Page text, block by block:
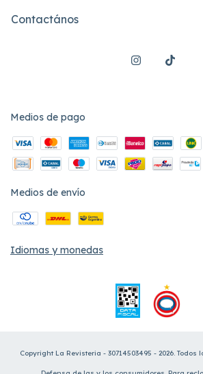
Contactános
Medios de pago
Medios de envío
Idiomas y monedas
Copyright La Revisteria - 30714503495 - 2026. Todos